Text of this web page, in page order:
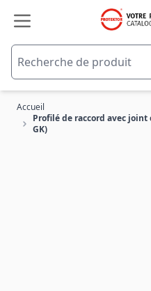
Accueil
Profilé de raccord avec joint
GK)